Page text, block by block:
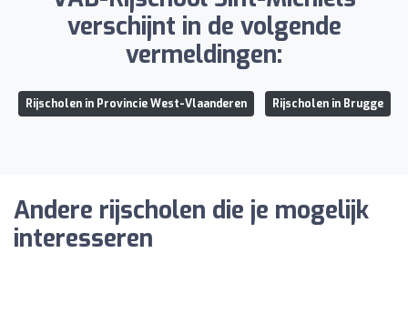
verschijnt in de volgende
vermeldingen:
Rijscholen in Provincie West-Vlaanderen Rijscholen in Brugge
Andere rijscholen die je mogelijk
interesseren